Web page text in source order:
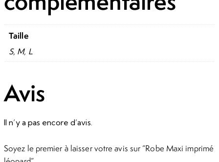
Taille
S, M, L
Avis
Il n’y a pas encore d’avis.
Soyez le premier à laisser votre avis sur “Robe Maxi imprimé